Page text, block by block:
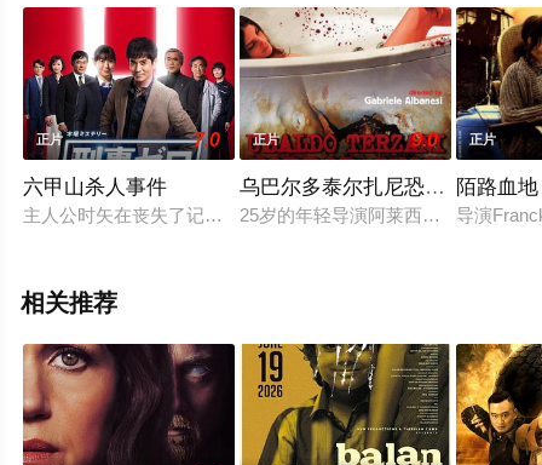
高清未删减完整版电影大全就上星空电影网，更多相关信
息可移步至豆瓣电影、电视猫或剧情网等平台了解。
正片 7.0
六甲山杀人事件
主人公时矢在丧失了记忆的情况下，与同事们前往辖区外的神
正片 9.0
乌巴尔多泰尔扎尼恐怖秀
25岁的年轻导演阿莱西奥·里纳尔蒂
正片
陌路血地
导演
相关推荐